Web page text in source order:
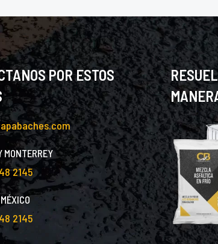
POR ESTOS
MONTERREY
2145
2145